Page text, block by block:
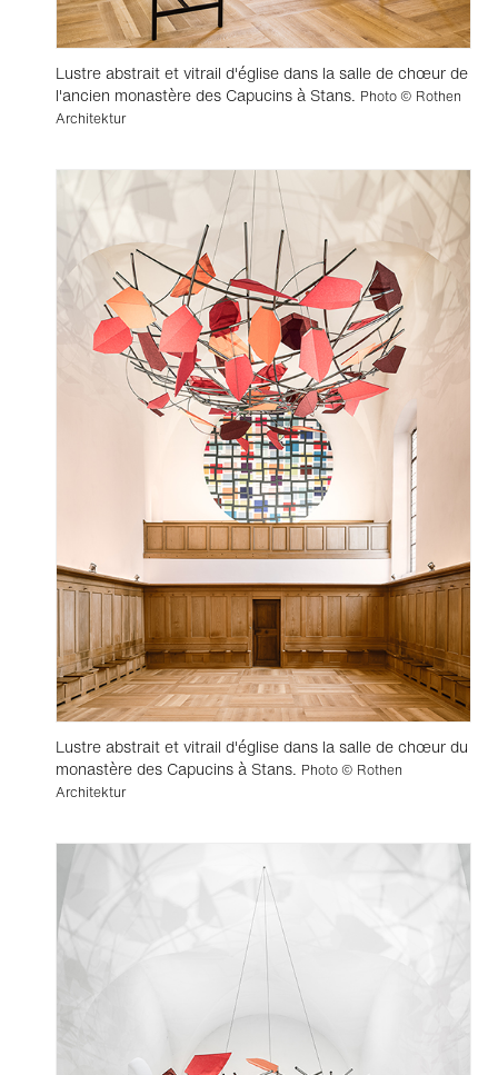
Lustre abstrait et vitrail d'église dans la salle de chœur de
l'ancien monastère des Capucins à Stans. Photo © Rothen
Architektur
Lustre abstrait et vitrail d'église dans la salle de chœur du
monastère des Capucins à Stans. Photo © Rothen
Architektur